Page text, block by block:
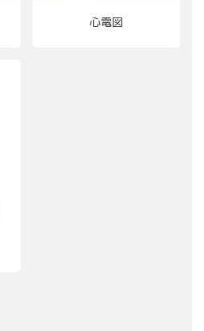
心電図